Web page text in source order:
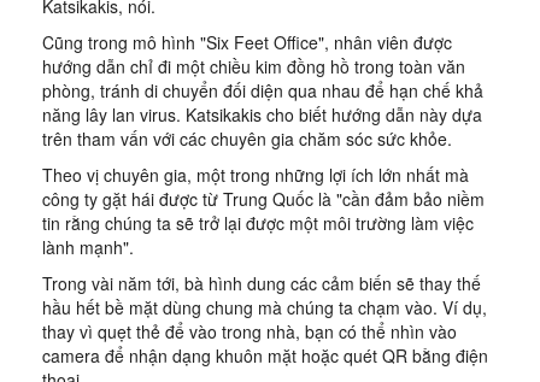
Katsikakis, nói.
Cũng trong mô hình "Six Feet Office", nhân viên được
hướng dẫn chỉ đi một chiều kim đồng hồ trong toàn văn
phòng, tránh di chuyển đối diện qua nhau để hạn chế khả
năng lây lan virus. Katsikakis cho biết hướng dẫn này dựa
trên tham vấn với các chuyên gia chăm sóc sức khỏe.
Theo vị chuyên gia, một trong những lợi ích lớn nhất mà
công ty gặt hái được từ Trung Quốc là "cần đảm bảo niềm
tin rằng chúng ta sẽ trở lại được một môi trường làm việc
lành mạnh".
Trong vài năm tới, bà hình dung các cảm biến sẽ thay thế
hầu hết bề mặt dùng chung mà chúng ta chạm vào. Ví dụ,
thay vì quẹt thẻ để vào trong nhà, bạn có thể nhìn vào
camera để nhận dạng khuôn mặt hoặc quét QR bằng điện